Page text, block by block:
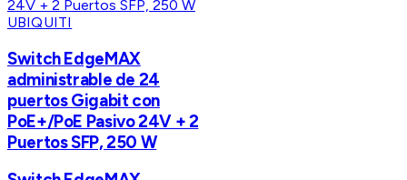
UBIQUITI
Switch EdgeMAX
administrable de 24
puertos Gigabit con
PoE+/PoE Pasivo 24V + 2
Puertos SFP, 250 W